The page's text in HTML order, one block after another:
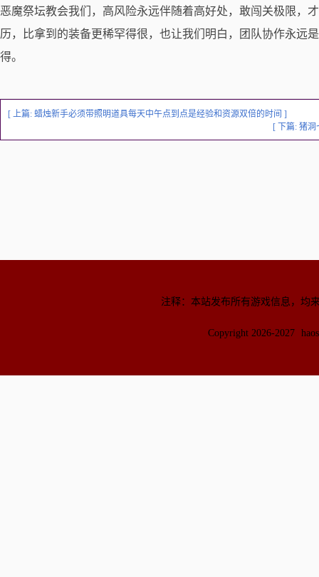
恶魔祭坛教会我们，高风险永远伴随着高好处，敢闯关极限，
历，比拿到的装备更稀罕得很，也让我们明白，团队协作永远
得。
[ 上篇: 蜡烛新手必须带照明道具每天中午点到点是经验和资源双倍的时间 ]
[ 下篇: 猪洞
注释：本站发布所有游戏信息，均
Copyright 2026-2027